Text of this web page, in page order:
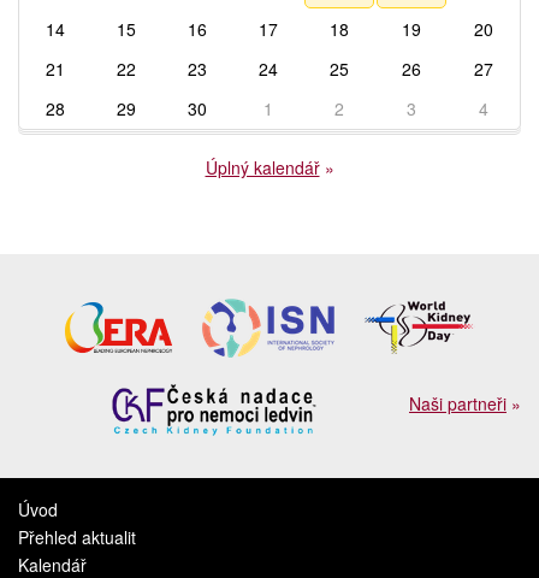
14
15 16 17 18 19
20
21
22 23 24 25 26
27
28
29 30 1 2 3 4
Úplný kalendář»
Naši partneři »
Úvod
Přehled aktualit
Kalendář